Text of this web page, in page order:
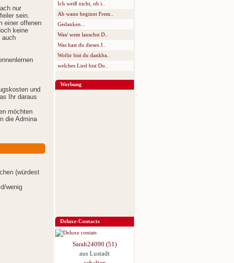
nur
sein.
einer offenen
keine
auch
und
Ihr daraus
möchten
die Admina
(würdest
wenig
Ich weiß nicht, ob i..
Ab wann beginnt Frem..
Gedanken...
Was/ wem lauschst D..
Was hast du dieses J..
Wofür bist du dankba..
welches Lied bist Du..
Werbung
Deluxe-Contacts
Sarah24090 (51)
aus Lustadt